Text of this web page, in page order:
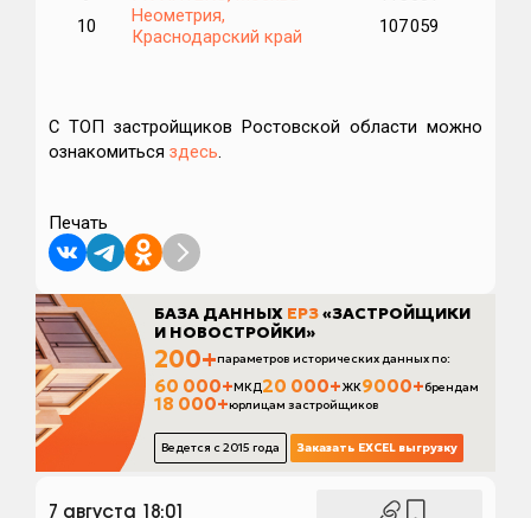
10
Неометрия,
Краснодарский край
107 059
С ТОП застройщиков Ростовской области можно
ознакомиться здесь.
Печать
7 августа 18:01